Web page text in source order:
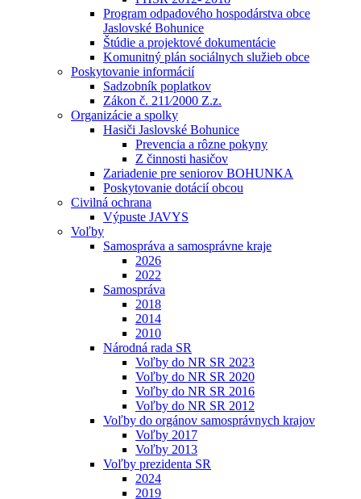
Program odpadového hospodárstva obce
Jaslovské Bohunice
Štúdie a projektové dokumentácie
Komunitný plán sociálnych služieb obce
Poskytovanie informácií
Sadzobník poplatkov
Zákon č. 211⁄2000 Z.z.
Organizácie a spolky
Hasiči Jaslovské Bohunice
Prevencia a rôzne pokyny
Z činnosti hasičov
Zariadenie pre seniorov BOHUNKA
Poskytovanie dotácií obcou
Civilná ochrana
Výpuste JAVYS
Voľby
Samospráva a samosprávne kraje
2026
2022
Samospráva
2018
2014
2010
Národná rada SR
Voľby do NR SR 2023
Voľby do NR SR 2020
Voľby do NR SR 2016
Voľby do NR SR 2012
Voľby do orgánov samosprávnych krajov
Voľby 2017
Voľby 2013
Voľby prezidenta SR
2024
2019